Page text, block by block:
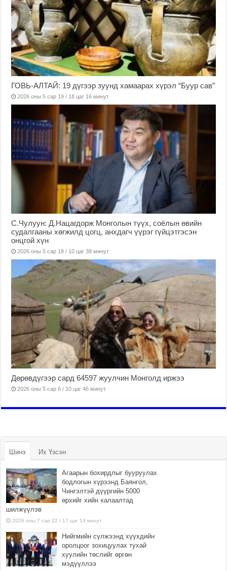
ГОВЬ-АЛТАЙ: 19 дүгээр зуунд хамаарах хүрэл “Буур сав”
2026 оны 5 сар 19 / 18 цаг 16 минут
С.Чулуун: Д.Нацагдорж Монголын түүх, соёлын өвийн
судалгааны хөгжилд цогц, анхдагч үүрэг гүйцэтгэсэн
онцгой хүн
2026 оны 5 сар 18 / 10 цаг 38 минут
Дөрөвдүгээр сард 64597 жуулчин Монголд иржээ
2026 оны 5 сар 6 / 10 цаг 46 минут
Шинэ Их Үзсэн
Агаарын бохирдлыг бууруулах
бодлогын хүрээнд Баянгол,
Чингэлтэй дүүргийн 5000
өрхийг хийн халаалтад
шилжүүлэв
2026 оны 7 сар 22 / 17 цаг 14 минут
Нийгмийн сүлжээнд хүүхдийн
оролцоог зохицуулах тухай
хуулийн төслийг өргөн
мэдүүллээ